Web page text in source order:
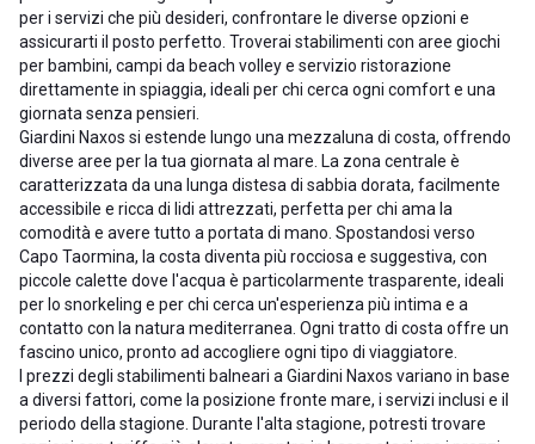
per i servizi che più desideri, confrontare le diverse opzioni e
assicurarti il posto perfetto. Troverai stabilimenti con aree giochi
per bambini, campi da beach volley e servizio ristorazione
direttamente in spiaggia, ideali per chi cerca ogni comfort e una
giornata senza pensieri.
Giardini Naxos si estende lungo una mezzaluna di costa, offrendo
diverse aree per la tua giornata al mare. La zona centrale è
caratterizzata da una lunga distesa di sabbia dorata, facilmente
accessibile e ricca di lidi attrezzati, perfetta per chi ama la
comodità e avere tutto a portata di mano. Spostandosi verso
Capo Taormina, la costa diventa più rocciosa e suggestiva, con
piccole calette dove l'acqua è particolarmente trasparente, ideali
per lo snorkeling e per chi cerca un'esperienza più intima e a
contatto con la natura mediterranea. Ogni tratto di costa offre un
fascino unico, pronto ad accogliere ogni tipo di viaggiatore.
I prezzi degli stabilimenti balneari a Giardini Naxos variano in base
a diversi fattori, come la posizione fronte mare, i servizi inclusi e il
periodo della stagione. Durante l'alta stagione, potresti trovare